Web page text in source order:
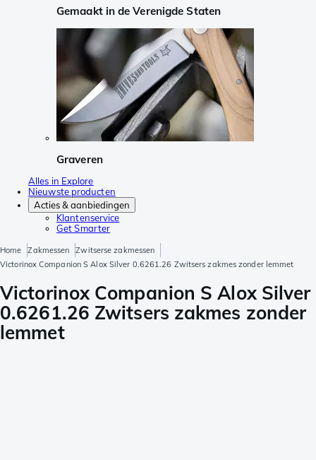
Gemaakt in de Verenigde Staten
Graveren
Alles in Explore
Nieuwste producten
Acties & aanbiedingen
Klantenservice
Get Smarter
Home Zakmessen
Zwitserse zakmessen
Victorinox Companion S Alox Silver 0.6261.26 Zwitsers zakmes zonder lemmet
Victorinox Companion S Alox Silver
0.6261.26 Zwitsers zakmes zonder
lemmet